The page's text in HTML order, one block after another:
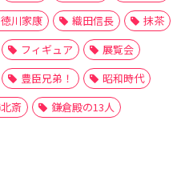
徳川家康 織田信長
抹茶
フィギュア
展覧会
豊臣兄弟！
昭和時代
斎 鎌倉殿の13人